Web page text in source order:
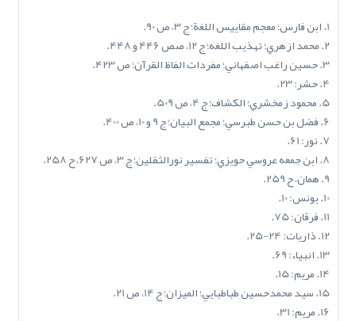
1. ابن فارس؛ معجم مقاييس اللغة؛ ج 3، ص 90.
2. محمد ازهري؛ تهذيب اللغه؛ ج 12، صص 446 و 448.
3. حسين راغب اصفهاني؛ مفردات الفاظ القرآن؛ ص 423.
4. حشر: 23.
5. محمود زمخشري؛ الکشاف؛ ج 4، ص 509.
6. فضل بن حسن طبرسي؛ مجمع البيان؛ ج 9 و 10، ص 400.
7. نور: 61.
8. ابن جمعه عروسي حويزي؛ تفسير نورالثقلين؛ ج 3، ص 627، ح 258.
9. همان، ح 259.
10. يونس: 10.
11. فرقان: 75.
12. ذاريات: 24-25.
13. انبياء: 69.
14. مريم: 15.
15. سيد محمدحسين طباطبايي؛ الميزان؛ ج 14، ص 21.
16. مريم: 31.